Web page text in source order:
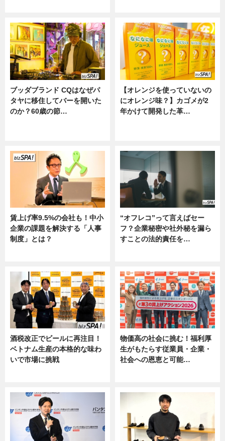
ブッダブランド CQはなぜパ
タヤに移住してバーを開いた
のか？60歳の節…
【オレンジを使っていないの
にオレンジ味？】カゴメが2
年かけて開発した革…
賃上げ率9.5%の会社も！中小
企業の課題を解決する「人事
制度」とは？
“オフレコ”って言えばセー
フ？企業秘密や社外秘を漏ら
すことの法的責任を…
酒税改正でビールに再注目！
ベトナム生産の本格的な味わ
いで市場に挑戦
物価高の社会に挑む！福利厚
生がもたらす従業員・企業・
社会への恩恵と可能…